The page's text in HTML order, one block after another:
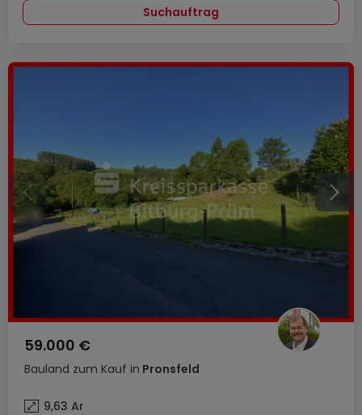
Suchauftrag
Bauland zum Kauf in Pronsfeld
59.000 €
9,63 Ar